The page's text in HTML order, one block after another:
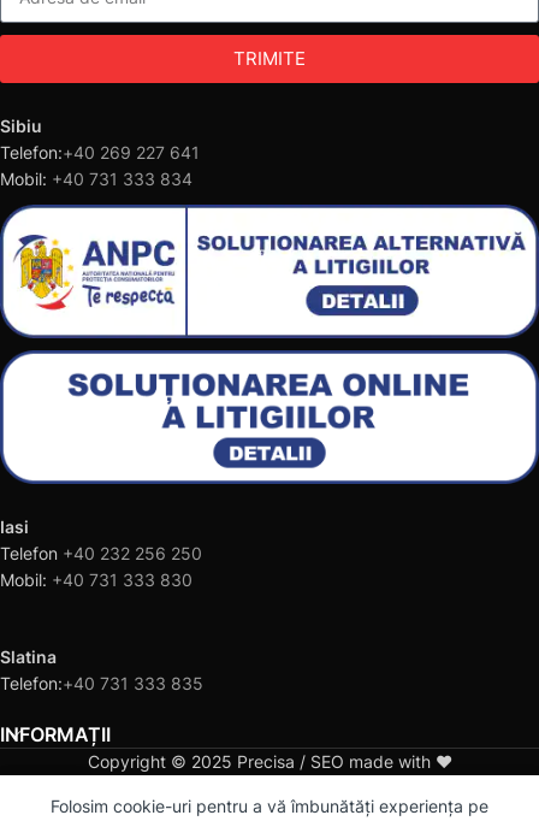
TRIMITE
Sibiu
Telefon:+40 269 227 641
Mobil: +40 731 333 834
Iasi
Telefon +40 232 256 250
Mobil: +40 731 333 830
Slatina
Telefon:+40 731 333 835
INFORMAȚII
Copyright © 2025 Precisa / SEO made with ❤️
Folosim cookie-uri pentru a vă îmbunătăți experiența pe